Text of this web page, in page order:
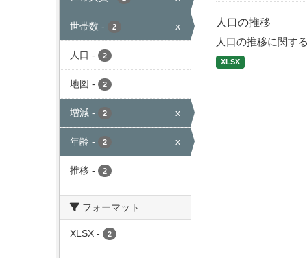
世帯数 - 2 x
人口 - 2
地図 - 2
増減 - 2 x
年齢 - 2 x
推移 - 2
フォーマット
XLSX - 2
人口の推移
人口の推移に関す
XLSX